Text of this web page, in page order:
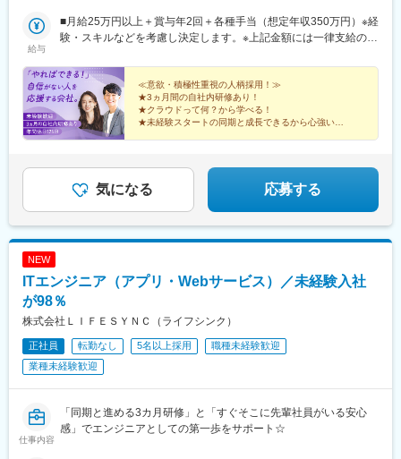
ん。※すべて徒歩10分以内の駅チカオフィスです。※フルリモー
ト・在宅勤務・リモートワークはプロジェクトによって異なりま
給与
■月給25万円以上＋賞与年2回＋各種手当（想定年収350万円）※経
験・スキルなどを考慮し決定します。※上記金額には一律支給の住
（期間中は月給23万円以上で、その他の待遇に変更なし）☆経験
がある方は、現職・前職給与を考慮します。☆明確な評価制度あ
り。個人の頑張りに応じて評価します。【年収例】年収450万円
（経験2年入社）年収750万円（経験3年入社）年収950万円（経験
5年入社）
≪意欲・積極性重視の人柄採用！≫
★3ヵ月間の自社内研修あり！
★クラウドって何？から学べる！
★未経験スタートの同期と成長できるから心強い！
気になる 応募する
NEW
ITエンジニア（アプリ・Webサービス）／未経験入社
が98％
株式会社ＬＩＦＥＳＹＮＣ（ライフシンク）
正社員 転勤なし 5名以上採用
職種未経験歓迎
業種未経験歓迎
仕事内容
「同期と進める3カ月研修」と「すぐそこに先輩社員がいる安心
感」でエンジニアとしての第一歩をサポート☆